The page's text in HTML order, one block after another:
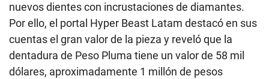
nuevos dientes con incrustaciones de diamantes.
Por ello, el portal Hyper Beast Latam destacó en sus
cuentas el gran valor de la pieza y reveló que la
dentadura de Peso Pluma tiene un valor de 58 mil
dólares, aproximadamente 1 millón de pesos